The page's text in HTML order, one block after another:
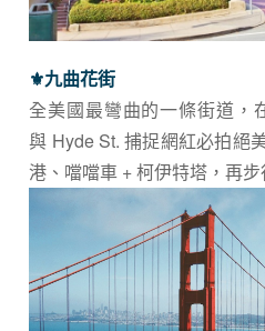
⚜︎九曲花街
全美國最彎曲的一條街道，
與 Hyde St. 捕捉網紅必拍絕
港、噹噹車 + 柯伊特塔，再步